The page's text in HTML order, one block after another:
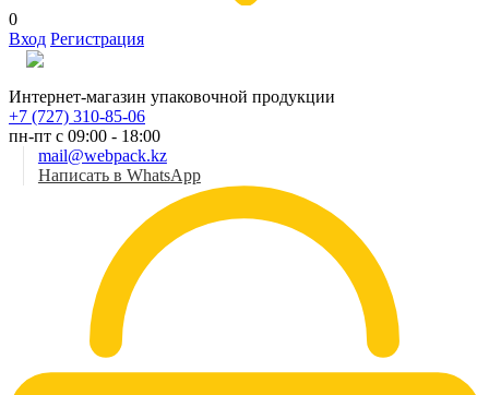
0
Вход Регистрация
Интернет-магазин упаковочной продукции
+7 (727) 310-85-06
пн-пт с 09:00 - 18:00
mail@webpack.kz
Написать в WhatsApp